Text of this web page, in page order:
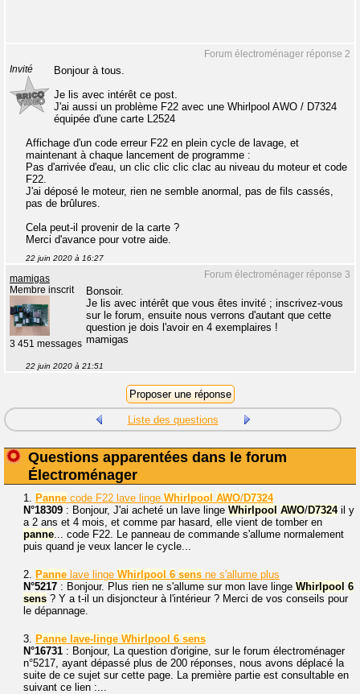
Forum électroménager réponse 2
Invité
Bonjour à tous.
Je lis avec intérêt ce post.
J'ai aussi un problème F22 avec une Whirlpool AWO / D7324
équipée d'une carte L2524
Affichage d'un code erreur F22 en plein cycle de lavage, et
maintenant à chaque lancement de programme :
Pas d'arrivée d'eau, un clic clic clic clac au niveau du moteur et code
F22.
J'ai déposé le moteur, rien ne semble anormal, pas de fils cassés,
pas de brûlures.
Cela peut-il provenir de la carte ?
Merci d'avance pour votre aide.
22 juin 2020 à 16:27
Forum électroménager réponse 3
mamigas
Membre inscrit
3 451 messages
Bonsoir.
Je lis avec intérêt que vous êtes invité ; inscrivez-vous
sur le forum, ensuite nous verrons d'autant que cette
question je dois l'avoir en 4 exemplaires !
mamigas
22 juin 2020 à 21:51
Liste des questions
Questions apparentées dans le forum
Électroménager
1. Panne code F22 lave linge Whirlpool AWO/D7324
N°18309 : Bonjour, J'ai acheté un lave linge Whirlpool AWO/D7324il y
a 2 ans et 4 mois, et comme par hasard, elle vient de tomber en
panne... code F22. Le panneau de commande s'allume normalement
puis quand je veux lancer le cycle...
2. Panne lave linge Whirlpool 6 sens ne s'allume plus
N°5217 : Bonjour. Plus rien ne s'allume sur mon lave linge Whirlpool 6
sens ? Y a t-il un disjoncteur à l'intérieur ? Merci de vos conseils pour
le dépannage.
3. Panne lave-linge Whirlpool 6 sens
N°16731 : Bonjour, La question d'origine, sur le forum électroménager
n°5217, ayant dépassé plus de 200 réponses, nous avons déplacé la
suite de ce sujet sur cette page. La première partie est consultable en
suivant ce lien :...